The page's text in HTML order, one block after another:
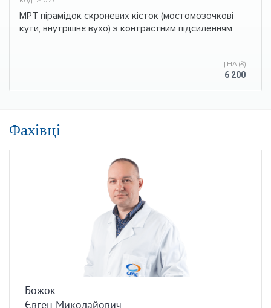
МРТ пірамідок скроневих кісток (мостомозочкові
кути, внутрішнє вухо) з контрастним підсиленням
ЦІНА (₴)
6 200
Фахівці
Божок
Євген Миколайович